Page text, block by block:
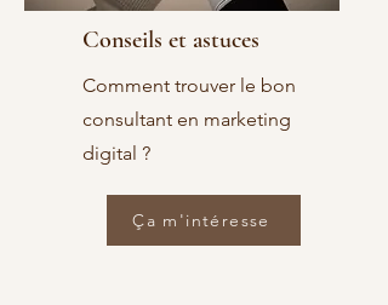
Conseils et astuces
Comment trouver le bon
consultant en marketing
digital ?
Ça m'intéresse